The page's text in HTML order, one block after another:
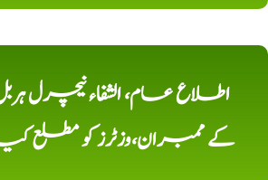
اطلاع عام، الشفاء نیچرل ہربل
کے ممبران،وزٹرز کو مطلع